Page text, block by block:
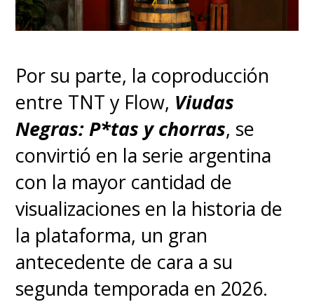
Por su parte, la coproducción
entre TNT y Flow, Viudas
Negras: P*tas y chorras, se
convirtió en la serie argentina
con la mayor cantidad de
visualizaciones en la historia de
la plataforma, un gran
antecedente de cara a su
segunda temporada en 2026.